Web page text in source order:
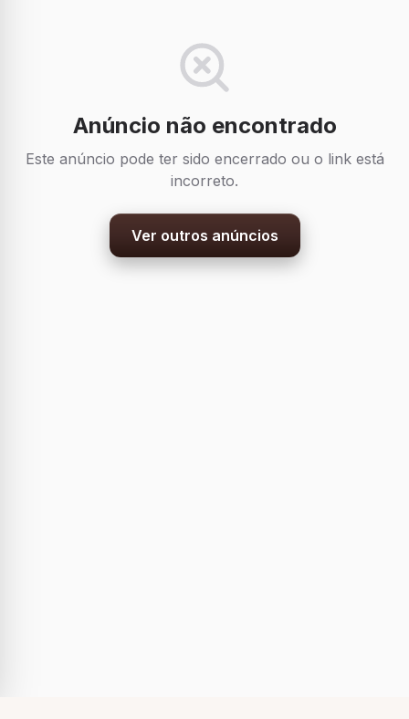
Anúncio não encontrado
Este anúncio pode ter sido encerrado ou o link está
incorreto.
Ver outros anúncios